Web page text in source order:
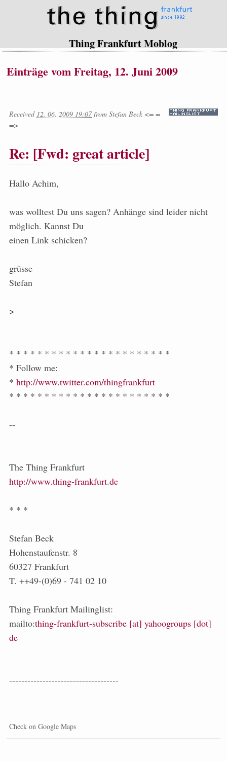
Thing Frankfurt Moblog
Einträge vom Freitag, 12. Juni 2009
Received 12. 06. 2009 19:07from Stefan Beck <= =
=>
Re: [Fwd: great article]
Hallo Achim,
was wolltest Du uns sagen? Anhänge sind leider nicht
möglich. Kannst Du
einen Link schicken?
grüsse
Stefan
>
* * * * * * * * * * * * * * * * * * * * * * *
* Follow me:
* http://www.twitter.com/thingfrankfurt
* * * * * * * * * * * * * * * * * * * * * * *
--
The Thing Frankfurt
http://www.thing-frankfurt.de
* * *
Stefan Beck
Hohenstaufenstr. 8
60327 Frankfurt
T. ++49-(0)69 - 741 02 10
Thing Frankfurt Mailinglist:
mailto:thing-frankfurt-subscribe [at] yahoogroups [dot]
de
------------------------------------
Check on Google Maps